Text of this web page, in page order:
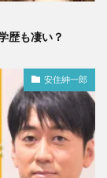
歴も凄い？
安住紳一郎